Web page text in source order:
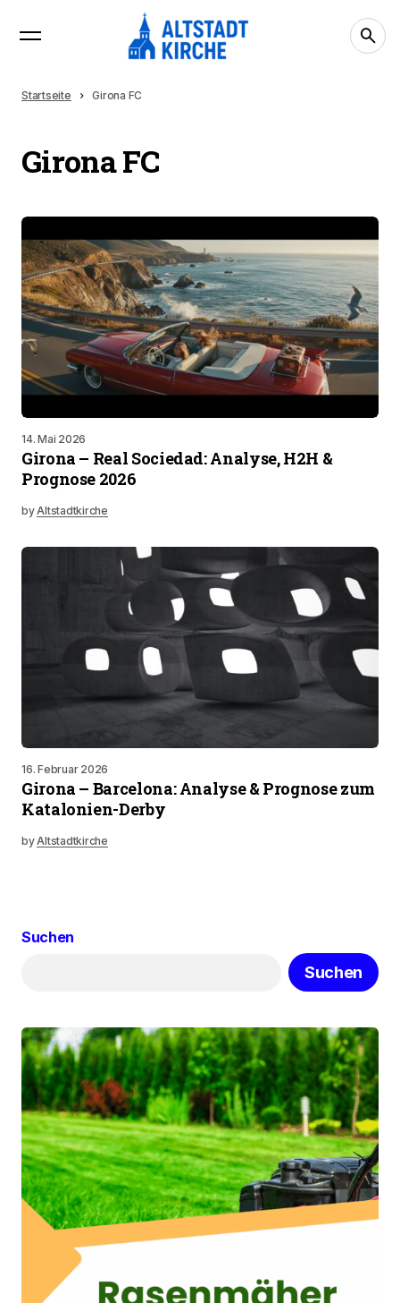
Startseite Girona FC
Girona FC
14. Mai 2026
Girona – Real Sociedad: Analyse, H2H &
Prognose 2026
byAltstadtkirche
16. Februar 2026
Girona – Barcelona: Analyse & Prognose zum
Katalonien-Derby
byAltstadtkirche
Suchen
Suchen